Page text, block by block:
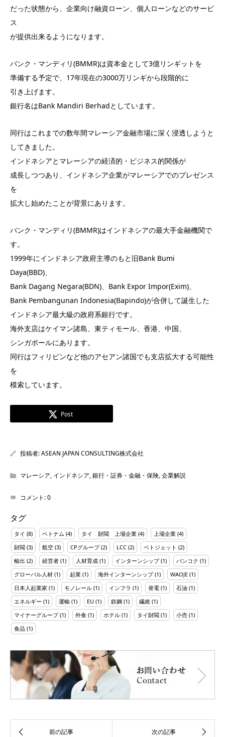
だった状態から、企業向け融資ローン、個人ローンなどのサービ
ス
が提供出来るようになります。
バンク・マンディリ(BMMR)は資本金として3億リンギットを
準備する予定で、17年現在の3000万リンギから段階的に
引き上げます。
銀行名はBank Mandiri Berhadとしています。
同行はこれまでの数年間マレーシア金融市場に深く浸透しようと
してきました。
インドネシアとマレーシアの経済的・ビジネス的関係が
成長しつつあり、インドネシア企業がマレーシアでのプレゼンス
を
拡大し始めたことが背景にあります。
バンク・マンディリ(BMMR)はインドネシアの最大手金融機関で
す。
1999年にインドネシア政府主導のもと旧Bank Bumi
Daya(BBD)、
Bank Dagang Negara(BDN)、Bank Expor Impor(Exim)、
Bank Pembangunan Indonesia(Bapindo)が合併して誕生した
インドネシア最大級の政府系銀行です。
海外支店はケイマン諸島、東ティモール、香港、中国、
シンガポールにあります。
同行はフィリピンなど他のアセアン諸国でも支店拡大する可能性
を
模索しています。
Post
投稿者:ASEAN JAPAN CONSULTING株式会社
マレーシア, インドネシア,銀行・証券・金融・保険,企業解説
コメント:0
タグ
タイ (8) ベトナム (4) タイ 財閥 上場企業 (4) 上場企業 (4)
財閥 (3) 航空 (3) CPグループ(2) LCC (2) ベトジェット (2)
輸出 (2) 経営者 (1) 人材育成 (1) インターンシップ(1) バンコク (1)
グローバル人材 (1) 起業 (1) 海外インターンシップ(1) WAOJE (1)
日本人起業家 (1) モノレール (1) インフラ (1) 発電 (1) 石油 (1)
エネルギー (1) 運輸 (1) EU (1) 鉄鋼 (1) 繊維 (1)
マイナーグループ(1) 外食 (1) ホテル (1) タイ財閥 (1) 小売 (1)
食品 (1)